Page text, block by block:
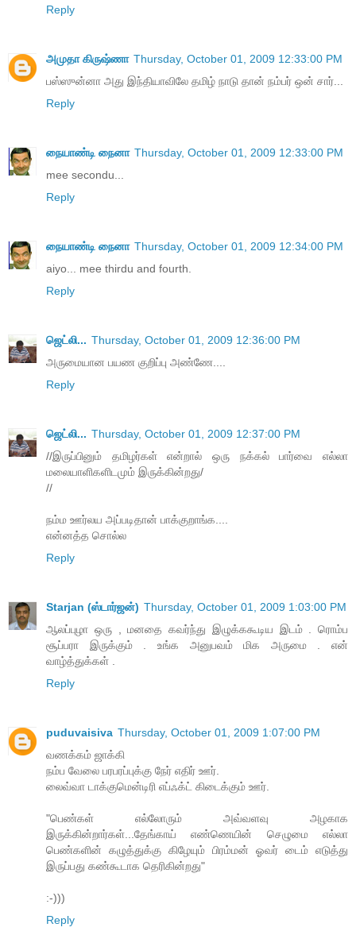
Reply
அமுதா கிருஷ்ணா Thursday, October 01, 2009 12:33:00 PM
பஸ்ஸுன்னா அது இந்தியாவிலே தமிழ் நாடு தான் நம்பர் ஒன் சார்...
Reply
நையாண்டி நைனா Thursday, October 01, 2009 12:33:00 PM
mee secondu...
Reply
நையாண்டி நைனா Thursday, October 01, 2009 12:34:00 PM
aiyo... mee thirdu and fourth.
Reply
ஜெட்லி... Thursday, October 01, 2009 12:36:00 PM
அருமையான பயண குறிப்பு அண்ணே....
Reply
ஜெட்லி... Thursday, October 01, 2009 12:37:00 PM
//இருப்பினும் தமிழர்கள் என்றால் ஒரு நக்கல் பார்வை எல்லா
மலையாளிகளிடமும் இருக்கின்றது/
//
நம்ம ஊர்லய அப்படிதான் பாக்குறாங்க....
என்னத்த சொல்ல
Reply
Starjan (ஸ்டார்ஜன்) Thursday, October 01, 2009 1:03:00 PM
ஆலப்புழா ஒரு , மனதை கவர்ந்து இழுக்ககூடிய இடம் . ரொம்ப
சூப்பரா இருக்கும் . உங்க அனுபவம் மிக அருமை . என்
வாழ்த்துக்கள் .
Reply
puduvaisiva Thursday, October 01, 2009 1:07:00 PM
வணக்கம் ஜாக்கி
நம்ப வேலை பரபரப்புக்கு நேர் எதிர் ஊர்.
லைவ்வா டாக்குமென்டிரி எப்ஃக்ட் கிடைக்கும் ஊர்.
"பெண்கள் எல்லோரும் அவ்வளவு அழகாக
இருக்கின்றார்கள்...தேங்காய் எண்ணெயின் செழுமை எல்லா
பெண்களின் கழுத்துக்கு கிழேயும் பிரம்மன் ஓவர் டைம் எடுத்து
இருப்பது கண்கூடாக தெரிகின்றது"
:-)))
Reply